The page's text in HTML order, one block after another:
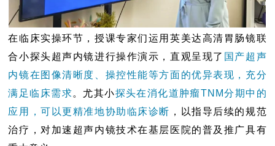
在临床实操环节，授课专家们运用英美达高清胃肠镜联
合小探头超声内镜进行操作演示，直观呈现了 国产超声
内镜在图像清晰度、操控性能等方面的优异表现，充分
满足临床需求。尤其小探头在消化道肿瘤TNM分期中的
应用，可以更精准地协助临床诊断 ，以指导后续的规范
治疗，对加速超声内镜技术在基层医院的普及推广具有